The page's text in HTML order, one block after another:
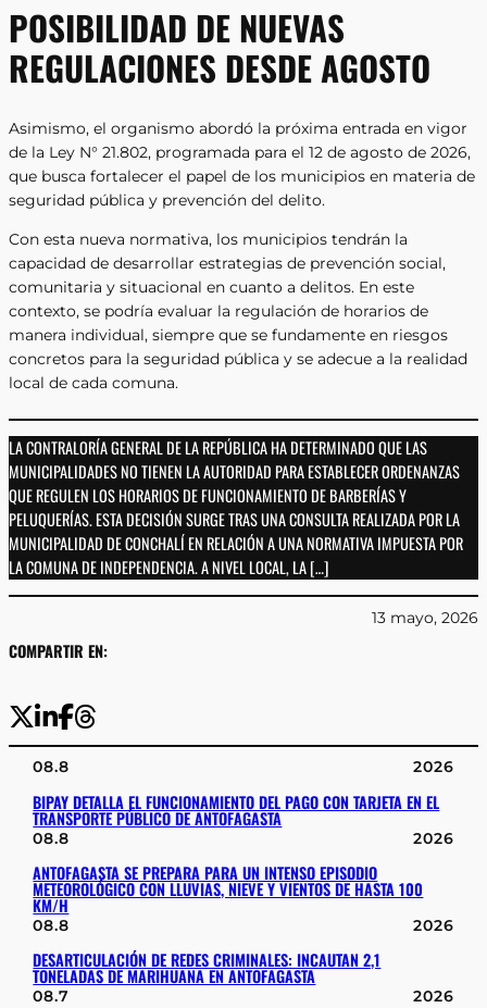
POSIBILIDAD DE NUEVAS
REGULACIONES DESDE AGOSTO
Asimismo, el organismo abordó la próxima entrada en vigor
de la Ley N° 21.802, programada para el 12 de agosto de 2026,
que busca fortalecer el papel de los municipios en materia de
seguridad pública y prevención del delito.
Con esta nueva normativa, los municipios tendrán la
capacidad de desarrollar estrategias de prevención social,
comunitaria y situacional en cuanto a delitos. En este
contexto, se podría evaluar la regulación de horarios de
manera individual, siempre que se fundamente en riesgos
concretos para la seguridad pública y se adecue a la realidad
local de cada comuna.
LA CONTRALORÍA GENERAL DE LA REPÚBLICA HA DETERMINADO QUE LAS
MUNICIPALIDADES NO TIENEN LA AUTORIDAD PARA ESTABLECER ORDENANZAS
QUE REGULEN LOS HORARIOS DE FUNCIONAMIENTO DE BARBERÍAS Y
PELUQUERÍAS. ESTA DECISIÓN SURGE TRAS UNA CONSULTA REALIZADA POR LA
MUNICIPALIDAD DE CONCHALÍ EN RELACIÓN A UNA NORMATIVA IMPUESTA POR
LA COMUNA DE INDEPENDENCIA. A NIVEL LOCAL, LA […]
COMPARTIR EN:
13 mayo, 2026
08.8 2026
BIPAY DETALLA EL FUNCIONAMIENTO DEL PAGO CON TARJETA EN EL
TRANSPORTE PÚBLICO DE ANTOFAGASTA
08.8 2026
ANTOFAGASTA SE PREPARA PARA UN INTENSO EPISODIO
METEOROLÓGICO CON LLUVIAS, NIEVE Y VIENTOS DE HASTA 100
KM/H
08.8 2026
DESARTICULACIÓN DE REDES CRIMINALES: INCAUTAN 2,1
TONELADAS DE MARIHUANA EN ANTOFAGASTA
08.7 2026